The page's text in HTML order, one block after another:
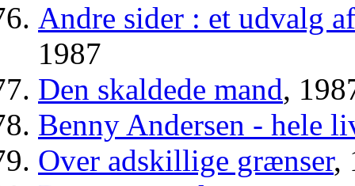
Andre sider : et udvalg
1987
Den skaldede mand,
Benny Andersen - hele
Over adskillige grænser,